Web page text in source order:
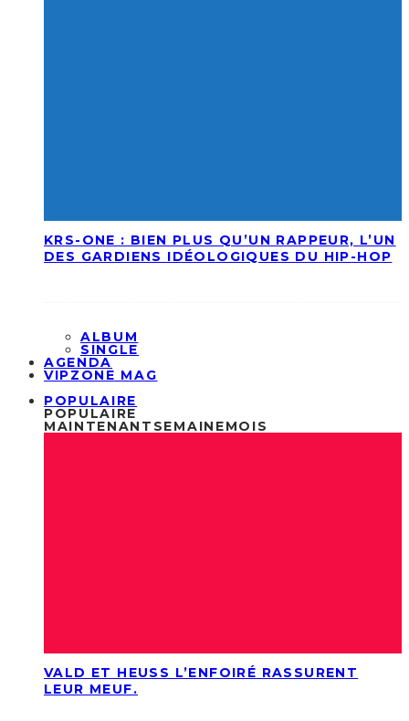
KRS-ONE : BIEN PLUS QU’UN RAPPEUR, L’UN
DES GARDIENS IDÉOLOGIQUES DU HIP-HOP
ALBUM
SINGLE
AGENDA
VIPZONE MAG
POPULAIRE
POPULAIRE
MAINTENANT SEMAINEMOIS
VALD ET HEUSS L’ENFOIRÉ RASSURENT
LEUR MEUF.